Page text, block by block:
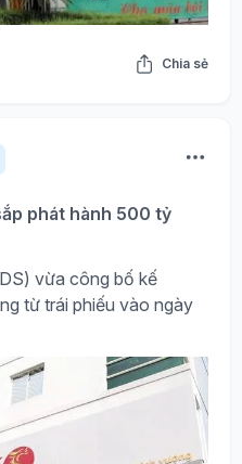
Chia sẻ
phát hành 500 tỷ
vừa công bố kế
từ trái phiếu vào ngày